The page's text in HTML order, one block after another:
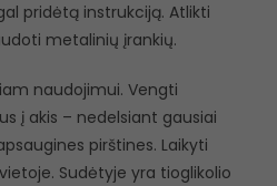
pridėtą instrukciją. Atlikti
metalinių įrankių.
naudojimui. Vengti
į akis – nedelsiant gausiai
pirštines. Laikyti
Sudėtyje yra tioglikolio